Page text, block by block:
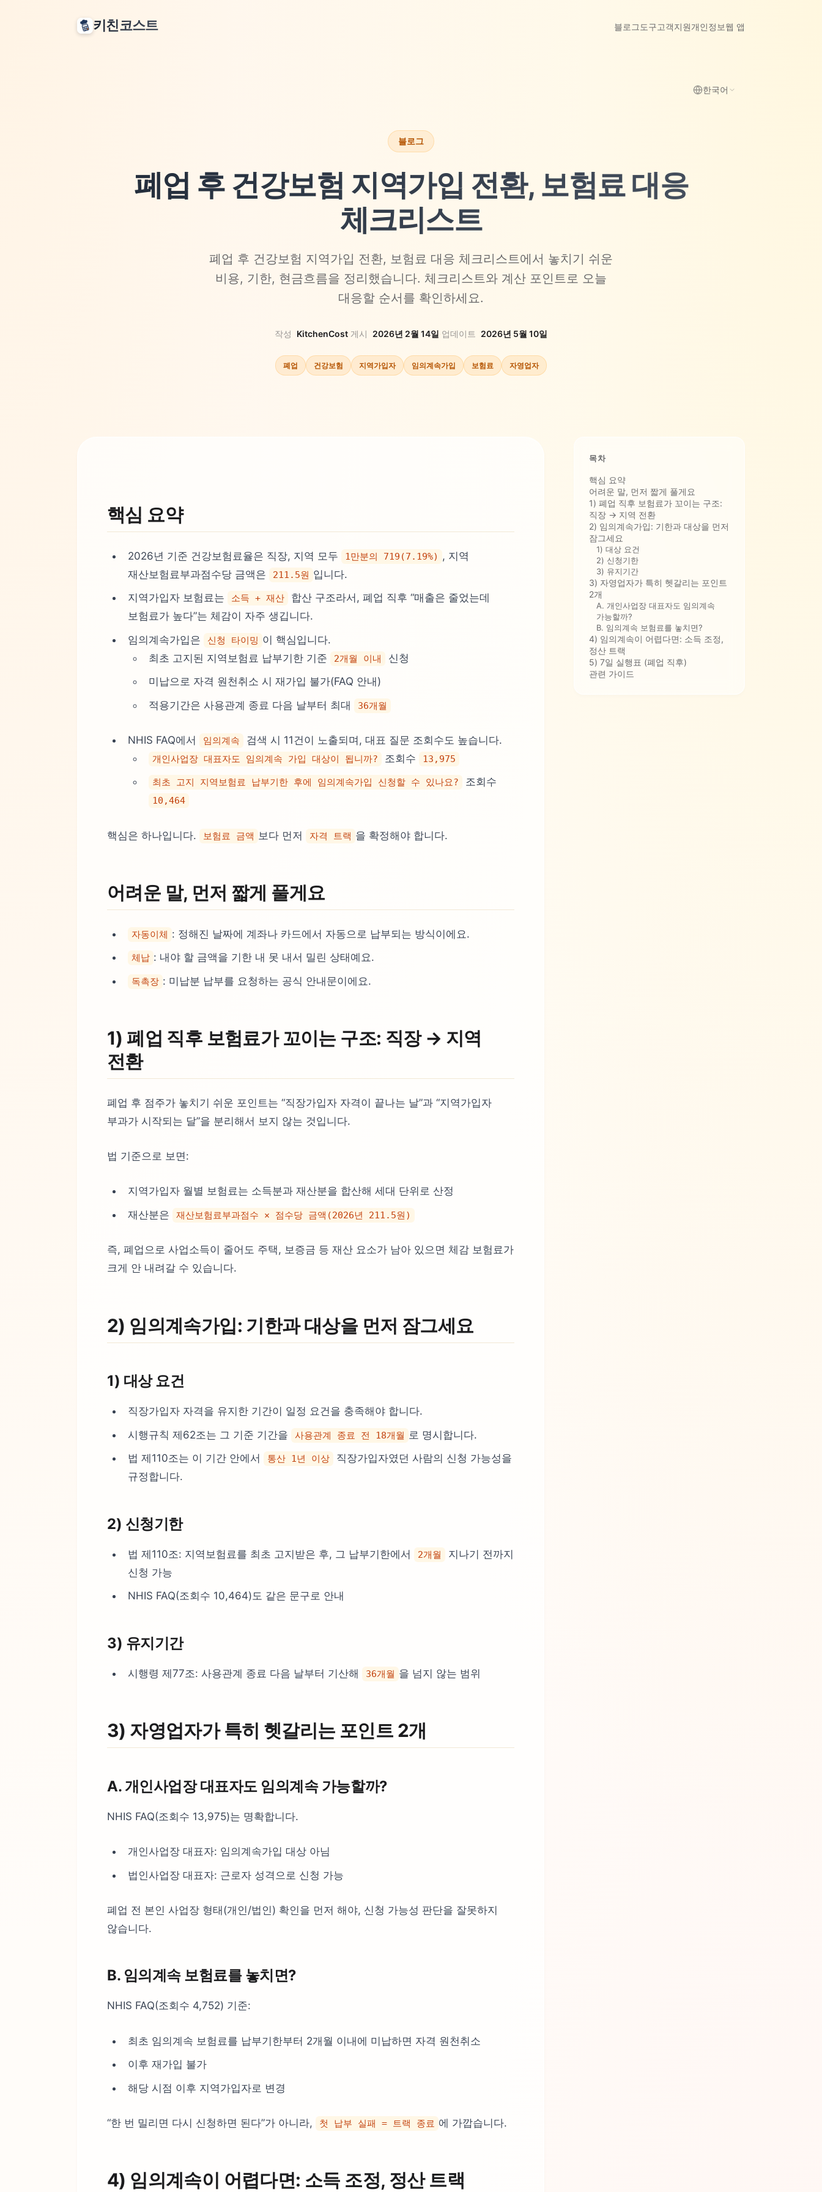
키친코스트 블로그 도구고객지원개인정보웹 앱
한국어
블로그
폐업 후 건강보험 지역가입 전환, 보험료 대응
체크리스트
폐업 후 건강보험 지역가입 전환, 보험료 대응 체크리스트에서 놓치기 쉬운
비용, 기한, 현금흐름을 정리했습니다. 체크리스트와 계산 포인트로 오늘
대응할 순서를 확인하세요.
작성 KitchenCost 게시 2026년 2월 14일 업데이트 2026년 5월 10일
폐업 건강보험 지역가입자 임의계속가입 보험료 자영업자
핵심 요약
2026년 기준 건강보험료율은 직장, 지역 모두 1만분의 719(7.19%)
, 지역
재산보험료부과점수당 금액은
211.5원 입니다.
지역가입자 보험료는
소득 + 재산
합산 구조라서, 폐업 직후 “매출은 줄었는데
보험료가 높다”는 체감이 자주 생깁니다.
임의계속가입은
신청 타이밍 이 핵심입니다.
최초 고지된 지역보험료 납부기한 기준
2개월 이내
신청
미납으로 자격 원천취소 시 재가입 불가(FAQ 안내)
적용기간은 사용관계 종료 다음 날부터 최대
36개월
NHIS FAQ에서 임의계속 검색 시 11건이 노출되며, 대표 질문 조회수도 높습니다.
개인사업장 대표자도 임의계속 가입 대상이 됩니까? 조회수 13,975
최초 고지 지역보험료 납부기한 후에 임의계속가입 신청할 수 있나요? 조회수
10,464
핵심은 하나입니다. 보험료 금액 보다 먼저 자격 트랙 을 확정해야 합니다.
어려운 말, 먼저 짧게 풀게요
자동이체 : 정해진 날짜에 계좌나 카드에서 자동으로 납부되는 방식이에요.
체납 : 내야 할 금액을 기한 내 못 내서 밀린 상태예요.
독촉장 : 미납분 납부를 요청하는 공식 안내문이에요.
1) 폐업 직후 보험료가 꼬이는 구조: 직장 → 지역
전환
폐업 후 점주가 놓치기 쉬운 포인트는 “직장가입자 자격이 끝나는 날”과 “지역가입자
부과가 시작되는 달”을 분리해서 보지 않는 것입니다.
법 기준으로 보면:
지역가입자 월별 보험료는 소득분과 재산분을 합산해 세대 단위로 산정
재산분은
재산보험료부과점수 × 점수당 금액(2026년 211.5원)
즉, 폐업으로 사업소득이 줄어도 주택, 보증금 등 재산 요소가 남아 있으면 체감 보험료가
크게 안 내려갈 수 있습니다.
2) 임의계속가입: 기한과 대상을 먼저 잠그세요
1) 대상 요건
직장가입자 자격을 유지한 기간이 일정 요건을 충족해야 합니다.
시행규칙 제62조는 그 기준 기간을
사용관계 종료 전 18개월
로 명시합니다.
법 제110조는 이 기간 안에서
통산 1년 이상
직장가입자였던 사람의 신청 가능성을
규정합니다.
2) 신청기한
법 제110조: 지역보험료를 최초 고지받은 후, 그 납부기한에서 2개월
지나기 전까지
신청 가능
NHIS FAQ(조회수 10,464)도 같은 문구로 안내
3) 유지기간
시행령 제77조: 사용관계 종료 다음 날부터 기산해 36개월 을 넘지 않는 범위
3) 자영업자가 특히 헷갈리는 포인트 2개
A. 개인사업장 대표자도 임의계속 가능할까?
NHIS FAQ(조회수 13,975)는 명확합니다.
개인사업장 대표자: 임의계속가입 대상 아님
법인사업장 대표자: 근로자 성격으로 신청 가능
폐업 전 본인 사업장 형태(개인/법인) 확인을 먼저 해야, 신청 가능성 판단을 잘못하지
않습니다.
B. 임의계속 보험료를 놓치면?
NHIS FAQ(조회수 4,752) 기준:
최초 임의계속 보험료를 납부기한부터 2개월 이내에 미납하면 자격 원천취소
이후 재가입 불가
해당 시점 이후 지역가입자로 변경
“한 번 밀리면 다시 신청하면 된다”가 아니라, 첫 납부 실패 = 트랙 종료 에 가깝습니다.
4) 임의계속이 어렵다면: 소득 조정, 정산 트랙
목차
핵심 요약
어려운 말, 먼저 짧게 풀게요
1) 폐업 직후 보험료가 꼬이는 구조:
직장 → 지역 전환
2) 임의계속가입: 기한과 대상을 먼저
잠그세요
1) 대상 요건
2) 신청기한
3) 유지기간
3) 자영업자가 특히 헷갈리는 포인트
2개
A. 개인사업장 대표자도 임의계속
가능할까?
B. 임의계속 보험료를 놓치면?
4) 임의계속이 어렵다면: 소득 조정,
정산 트랙
5) 7일 실행표 (폐업 직후)
관련 가이드